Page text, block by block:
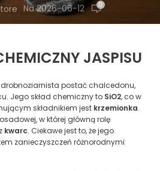
Na 2026-06-12 0
JASPISU
drobnoziarnista postać chalcedonu,
Jego skład chemiczny to SiO2, co w
składnikiem jest krzemionka.
w której główną rolę
kwarc. Ciekawe jest to, że jego
zanieczyszczeń różnorodnymi